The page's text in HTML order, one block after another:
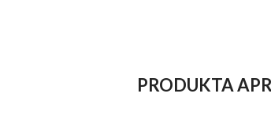
PRODUKTA